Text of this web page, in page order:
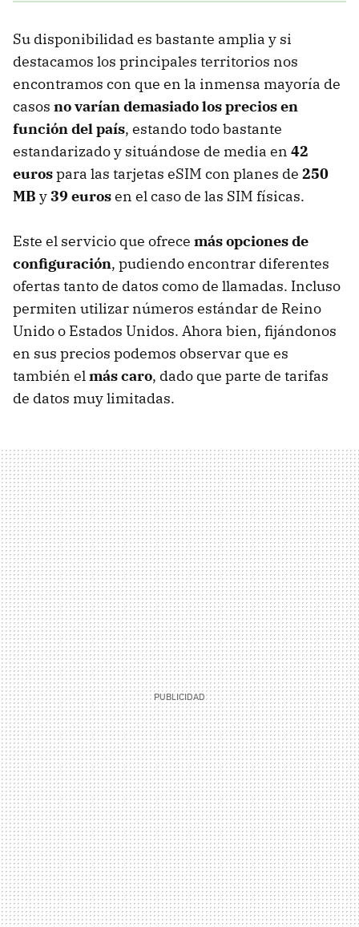
Su disponibilidad es bastante amplia y si
destacamos los principales territorios nos
encontramos con que en la inmensa mayoría de
casos no varían demasiado los precios en
función del país, estando todo bastante
estandarizado y situándose de media en 42
eurospara las tarjetas eSIM con planes de 250
MB y39 eurosen el caso de las SIM físicas.
Este el servicio que ofrece más opciones de
configuración, pudiendo encontrar diferentes
ofertas tanto de datos como de llamadas. Incluso
permiten utilizar números estándar de Reino
Unido o Estados Unidos. Ahora bien, fijándonos
en sus precios podemos observar que es
también elmás caro, dado que parte de tarifas
de datos muy limitadas.